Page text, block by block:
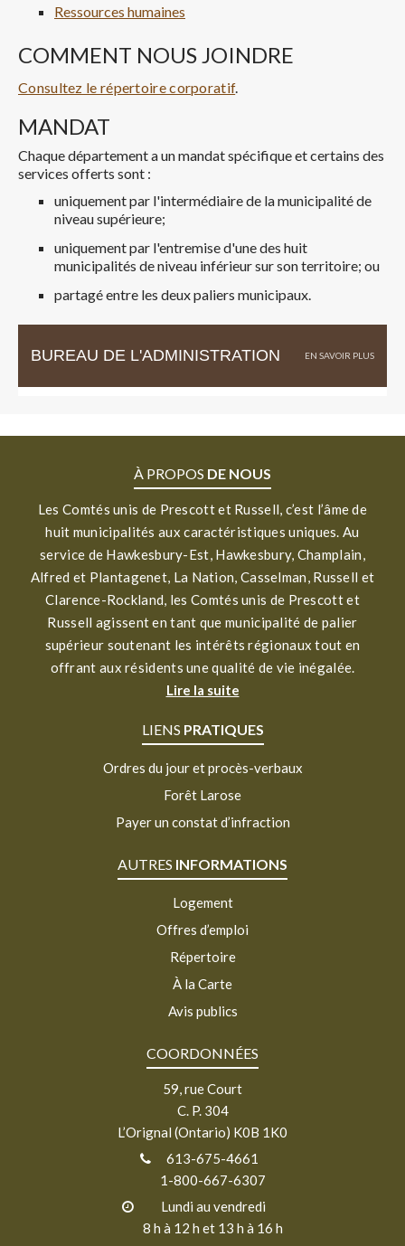
Ressources humaines
COMMENT NOUS JOINDRE
Consultez le répertoire corporatif.
MANDAT
Chaque département a un mandat spécifique et certains des
services offerts sont :
uniquement par l'intermédiaire de la municipalité de
niveau supérieure;
uniquement par l'entremise d'une des huit
municipalités de niveau inférieur sur son territoire; ou
partagé entre les deux paliers municipaux.
BUREAU DE L'ADMINISTRATION
À PROPOS DE NOUS
Les Comtés unis de Prescott et Russell, c’est l’âme de
huit municipalités aux caractéristiques uniques. Au
service de Hawkesbury-Est, Hawkesbury, Champlain,
Alfred et Plantagenet, La Nation, Casselman, Russell et
Clarence-Rockland, les Comtés unis de Prescott et
Russell agissent en tant que municipalité de palier
supérieur soutenant les intérêts régionaux tout en
offrant aux résidents une qualité de vie inégalée.
Lire la suite
LIENS PRATIQUES
Ordres du jour et procès-verbaux
Forêt Larose
Payer un constat d’infraction
AUTRES INFORMATIONS
Logement
Offres d’emploi
Répertoire
À la Carte
Avis publics
COORDONNÉES
59, rue Court
C. P. 304
L’Orignal (Ontario) K0B 1K0
613-675-4661
1-800-667-6307
Lundi au vendredi
8 h à 12 h et 13 h à 16 h